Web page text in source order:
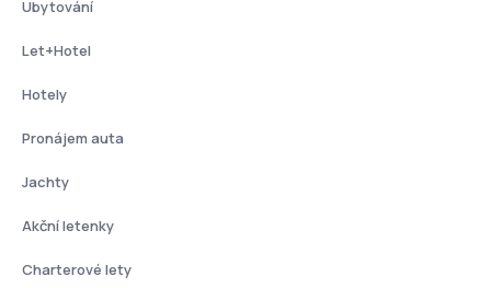
Ubytování
Let+Hotel
Hotely
Pronájem auta
Jachty
Akční letenky
Charterové lety